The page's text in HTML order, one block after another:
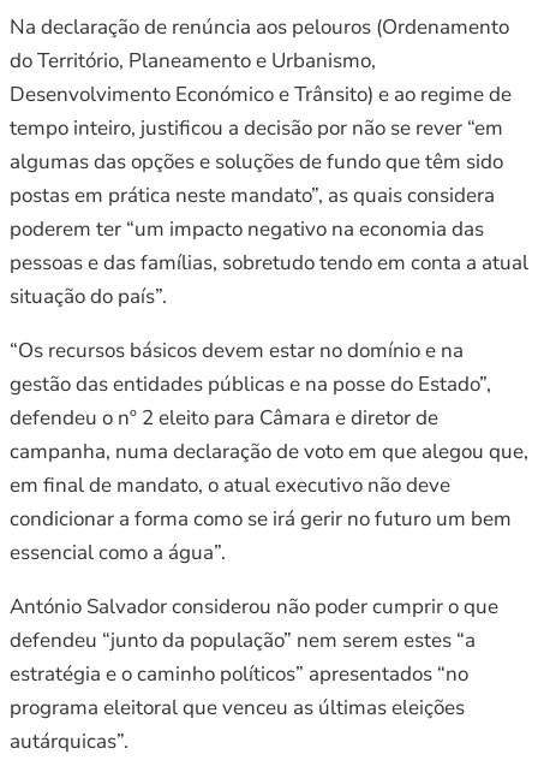
Na declaração de renúncia aos pelouros (Ordenamento
do Território, Planeamento e Urbanismo,
Desenvolvimento Económico e Trânsito) e ao regime de
tempo inteiro, justificou a decisão por não se rever “em
algumas das opções e soluções de fundo que têm sido
postas em prática neste mandato”, as quais considera
poderem ter “um impacto negativo na economia das
pessoas e das famílias, sobretudo tendo em conta a atual
situação do país”.
“Os recursos básicos devem estar no domínio e na
gestão das entidades públicas e na posse do Estado”,
defendeu o nº 2 eleito para Câmara e diretor de
campanha, numa declaração de voto em que alegou que,
em final de mandato, o atual executivo não deve
condicionar a forma como se irá gerir no futuro um bem
essencial como a água”.
António Salvador considerou não poder cumprir o que
defendeu “junto da população” nem serem estes “a
estratégia e o caminho políticos” apresentados “no
programa eleitoral que venceu as últimas eleições
autárquicas”.